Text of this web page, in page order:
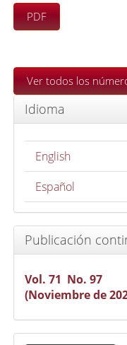
PDF
Ver todos los
Idioma
English
Español
Publicación
Vol. 71 No. 97
(Noviembre de